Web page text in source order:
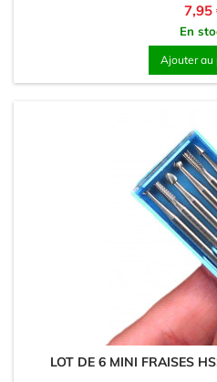
Prix
7,95
En
Ajouter au
LOT DE 6 MINI FRAISES